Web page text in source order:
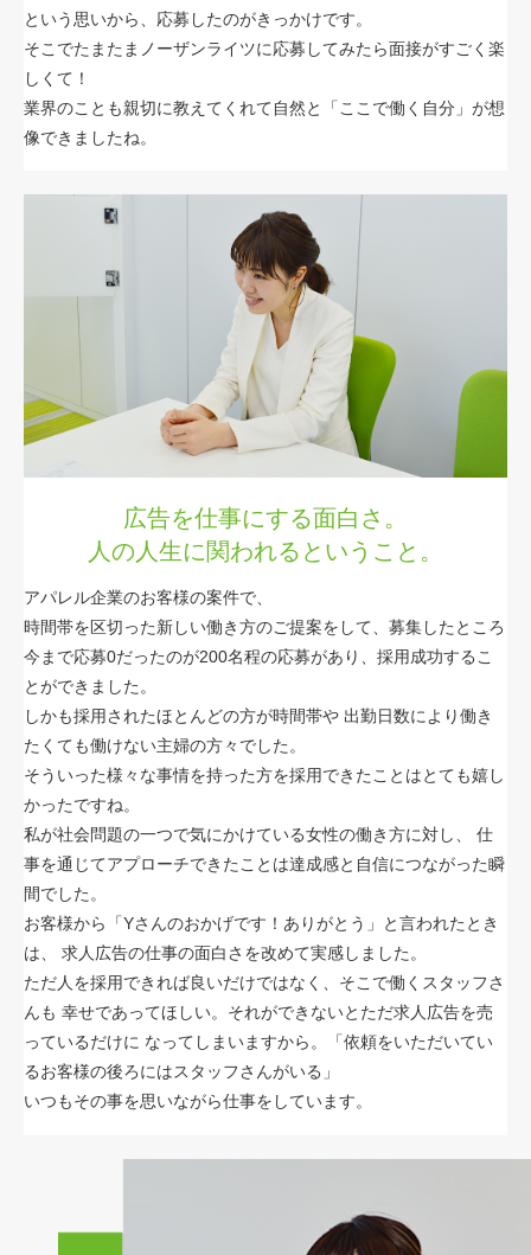
という思いから、応募したのがきっかけです。
そこでたまたまノーザンライツに応募してみたら面接がすごく楽
しくて！
業界のことも親切に教えてくれて自然と「ここで働く自分」が想
像できましたね。
広告を仕事にする面白さ。
人の人生に関われるということ。
アパレル企業のお客様の案件で、
時間帯を区切った新しい働き方のご提案をして、募集したところ
今まで応募0だったのが200名程の応募があり、採用成功するこ
とができました。
しかも採用されたほとんどの方が時間帯や 出勤日数により働き
たくても働けない主婦の方々でした。
そういった様々な事情を持った方を採用できたことはとても嬉し
かったですね。
私が社会問題の一つで気にかけている女性の働き方に対し、
仕
事を通じてアプローチできたことは達成感と自信につながった瞬
間でした。
お客様から「Yさんのおかげです！ありがとう」と言われたとき
は、
求人広告の仕事の面白さを改めて実感しました。
ただ人を採用できれば良いだけではなく、そこで働くスタッフさ
んも 幸せであってほしい。それができないとただ求人広告を売
っているだけに なってしまいますから。「依頼をいただいてい
るお客様の後ろにはスタッフさんがいる」
いつもその事を思いながら仕事をしています。